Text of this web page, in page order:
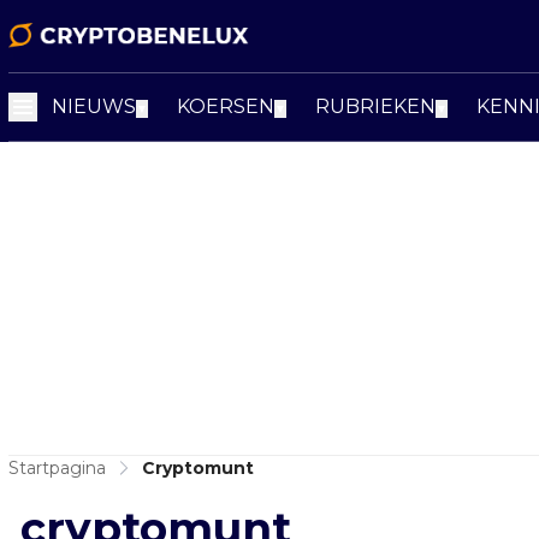
NIEUWS KOERSEN RUBRIEKEN
Startpagina Cryptomunt
cryptomunt